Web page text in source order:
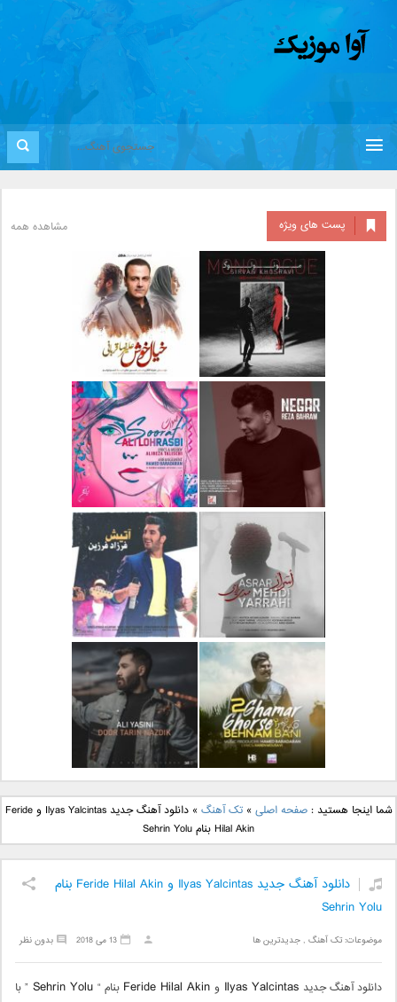
پست های ویژه مشاهده همه
دانلود آلبوم جدید سیروان
خسروی بنام مونولوگ
دانلود آهنگ جدید علیرضا
قربانی بنام خیال خوش
دانلود آهنگ جدید رضا
بهرام بنام نگار
دانلود آهنگ جدید علی
لهراسبی بنام صورت
دانلود آهنگ جدید مهدی
یراحی بنام اسرار
دانلود آهنگ جدید فرزاد
فرزین بنام آتیش
دانلود آهنگ جدید بهنام
بانی بنام قرص قمر 2
دانلود آهنگ جدید علی
یاسینی بنام دورترین نزدیک
شما اینجا هستید :صفحه اصلی »تک آهنگ »
دانلود آهنگ جدید Ilyas Yalcintas و Feride
Hilal Akin بنام Sehrin Yolu
دانلود آهنگ جدید Ilyas Yalcintas و Feride Hilal Akin بنام
Sehrin Yolu
موضوعات:تک آهنگ ,جدیدترین ها بدون نظر 13 می 2018
دانلود آهنگ جدید و بنام “
” با